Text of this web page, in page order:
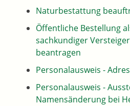
Naturbestattung
Öffentliche Bestellung
sachkundiger
beantragen
Personalausweis -
Personalausweis -
Namensänderung bei